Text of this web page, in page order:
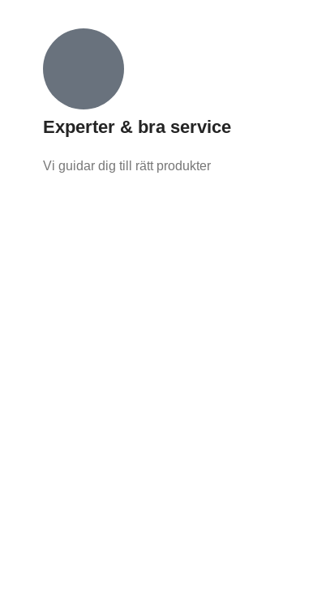
Experter & bra service
Vi guidar dig till rätt produkter